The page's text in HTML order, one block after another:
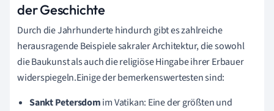
der Geschichte
Durch die Jahrhunderte hindurch gibt es zahlreiche
herausragende Beispiele sakraler Architektur, die sowohl
die Baukunst als auch die religiöse Hingabe ihrer Erbauer
widerspiegeln.Einige der bemerkenswertesten sind:
Sankt Petersdomim Vatikan: Eine der größten und